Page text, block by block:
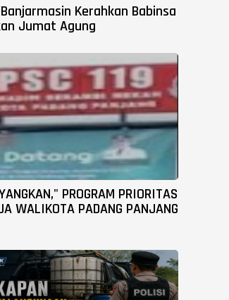
Kerahkan Babinsa
Jumat Agung
PROGRAM PRIORITAS
WALIKOTA PADANG PANJANG